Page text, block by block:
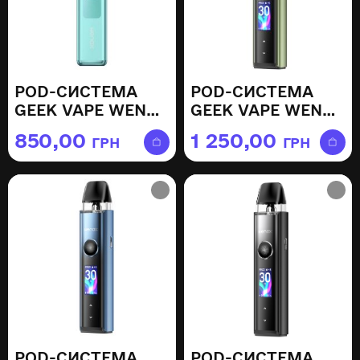
POD-СИСТЕМА
GEEK VAPE WENAX
GREEN
850,00 ГРН
POD-СИСТЕМА
GEEK VAPE WENAX
Q PRO — AURORA
GREEN
1 250,00 ГРН